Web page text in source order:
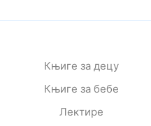
Књиге за децу
Књиге за бебе
Лектире